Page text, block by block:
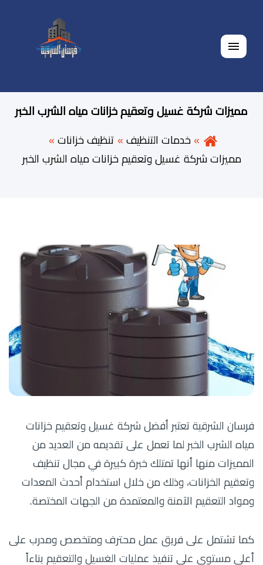
القائمة
مميزات شركة غسيل وتعقيم خزانات مياه الشرب الخبر
خدمات التنظيف
تنظيف خزانات
مميزات شركة غسيل وتعقيم خزانات مياه الشرب الخبر
فرسان الشرقية تعتبر أفضل شركة غسيل وتعقيم خزانات
مياه الشرب الخبر لما تعمل على تقديمه من العديد من
المميزات منها أنها تمتلك خبرة كبيرة في مجال تنظيف
وتعقيم الخزانات، وذلك من خلال استخدام أحدث المعدات
ومواد التعقيم الآمنة والمعتمدة من الجهات المختصة.
كما تشتمل على فريق عمل محترف ومتخصص ومدرب على
أعلى مستوى على تنفيذ عمليات الغسيل والتعقيم بناءاً